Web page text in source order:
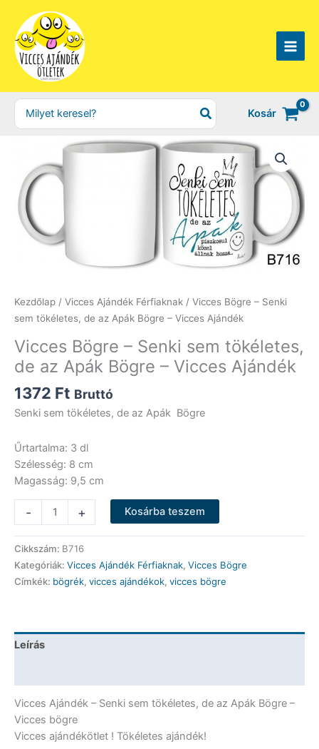
content
Search
for:
Kosár
Kezdőlap / Vicces Ajándék Férfiaknak / Vicces Bögre – Senki
sem tökéletes, de az Apák Bögre – Vicces Ajándék
Vicces Bögre – Senki sem tökéletes,
de az Apák Bögre – Vicces Ajándék
1372 Ft Bruttó
Senki sem tökéletes, de az Apák Bögre
Űrtartalma: 3 dl
Szélesség: 8 cm
Magasság: 9,5 cm
-
Bögre
-
Senki
sem
tökéletes,
Apák
Vicces
Ajándék
mennyiség
+ Kosárba teszem
Cikkszám: B716
Kategóriák: Vicces Ajándék Férfiaknak, Vicces Bögre
Címkék: bögrék, vicces ajándékok, vicces bögre
Leírás
Vicces Ajándék – Senki sem tökéletes, de az Apák Bögre –
Vicces bögre
Vicces ajándékötlet ! Tökéletes ajándék!